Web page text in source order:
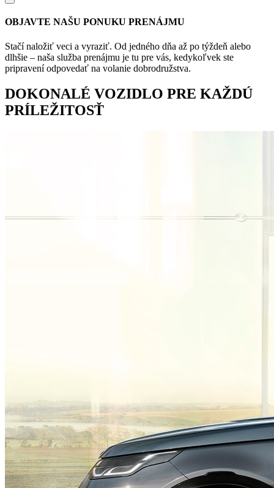
Toggle
OBJAVTE NAŠU PONUKU PRENÁJMU
Stačí naložiť veci a vyraziť. Od jedného dňa až po týždeň alebo
dlhšie – naša služba prenájmu je tu pre vás, kedykoľvek ste
pripravení odpovedať na volanie dobrodružstva.
DOKONALÉ VOZIDLO PRE KAŽDÚ
PRÍLEŽITOSŤ